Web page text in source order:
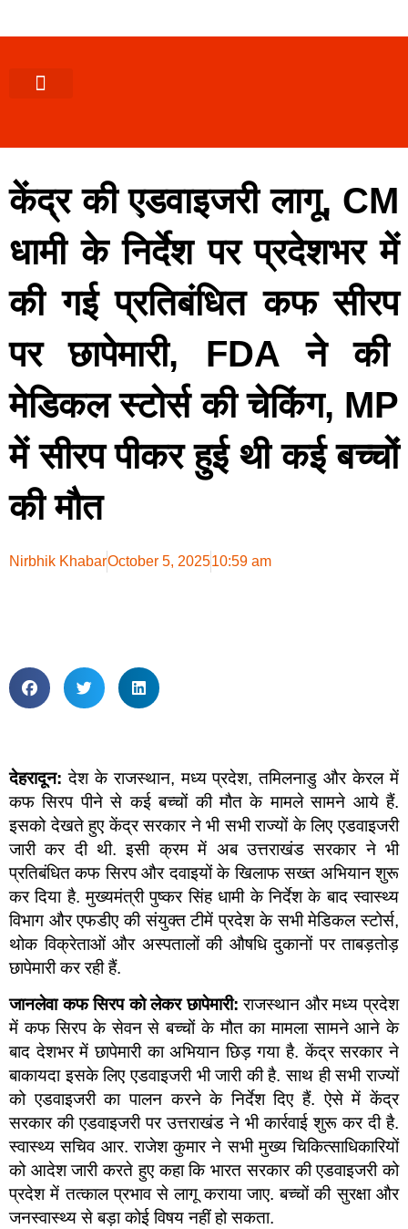
केंद्र की एडवाइजरी लागू, CM
धामी के निर्देश पर प्रदेशभर में
की गई प्रतिबंधित कफ सीरप
पर छापेमारी, FDA ने की
मेडिकल स्टोर्स की चेकिंग, MP
में सीरप पीकर हुई थी कई बच्चों
की मौत
Nirbhik KhabarOctober 5, 202510:59 am
देहरादून: देश के राजस्थान, मध्य प्रदेश, तमिलनाडु और केरल में
कफ सिरप पीने से कई बच्चों की मौत के मामले सामने आये हैं.
इसको देखते हुए केंद्र सरकार ने भी सभी राज्यों के लिए एडवाइजरी
जारी कर दी थी. इसी क्रम में अब उत्तराखंड सरकार ने भी
प्रतिबंधित कफ सिरप और दवाइयों के खिलाफ सख्त अभियान शुरू
कर दिया है. मुख्यमंत्री पुष्कर सिंह धामी के निर्देश के बाद स्वास्थ्य
विभाग और एफडीए की संयुक्त टीमें प्रदेश के सभी मेडिकल स्टोर्स,
थोक विक्रेताओं और अस्पतालों की औषधि दुकानों पर ताबड़तोड़
छापेमारी कर रही हैं.
जानलेवा कफ सिरप को लेकर छापेमारी: राजस्थान और मध्य प्रदेश
में कफ सिरप के सेवन से बच्चों के मौत का मामला सामने आने के
बाद देशभर में छापेमारी का अभियान छिड़ गया है. केंद्र सरकार ने
बाकायदा इसके लिए एडवाइजरी भी जारी की है. साथ ही सभी राज्यों
को एडवाइजरी का पालन करने के निर्देश दिए हैं. ऐसे में केंद्र
सरकार की एडवाइजरी पर उत्तराखंड ने भी कार्रवाई शुरू कर दी है.
स्वास्थ्य सचिव आर. राजेश कुमार ने सभी मुख्य चिकित्साधिकारियों
को आदेश जारी करते हुए कहा कि भारत सरकार की एडवाइजरी को
प्रदेश में तत्काल प्रभाव से लागू कराया जाए. बच्चों की सुरक्षा और
जनस्वास्थ्य से बड़ा कोई विषय नहीं हो सकता.